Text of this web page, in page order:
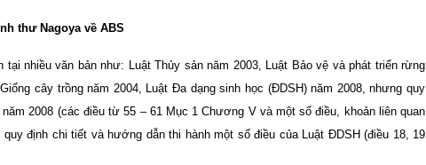
thư Nagoya về ABS
nhiều văn bản như: Luật Thủy sản năm 2003, Luật Bảo vệ và phát triển rừng
cây trồng năm 2004, Luật Đa dạng sinh học (ĐDSH) năm 2008, nhưng quy
2008 (các điều từ 55 – 61 Mục 1 Chương V và một số điều, khoản liên quan
định chi tiết và hướng dẫn thi hành một số điều của Luật ĐDSH (điều 18, 19